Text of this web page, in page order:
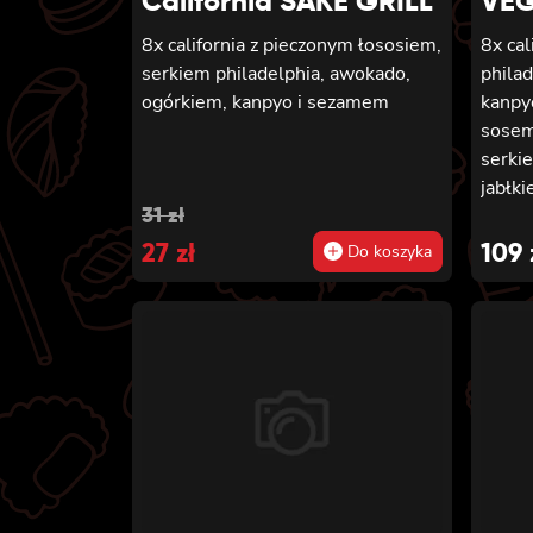
8x california z pieczonym łososiem,
serkiem philadelphia, awokado,
ogórkiem, kanpyo i sezamem
31zł
Original
price
was:
27 zł
Current
price
is:
Do koszyka
8x
109